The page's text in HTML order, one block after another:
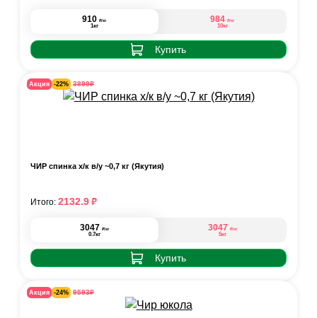
910 ₽/кг
1кг
984 ₽/кг
10кг
Купить
Акция -22% 3899₽
ЧИР спинка х/к в/у ~0,7 кг (Якутия)
3047 ₽/кг
0.7кг
3047 ₽/кг
5кг
Купить
Итого: 2132.9₽
Акция -24% 9593₽